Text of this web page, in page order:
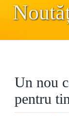
Organizare
Liturgic
Un nou
pentru